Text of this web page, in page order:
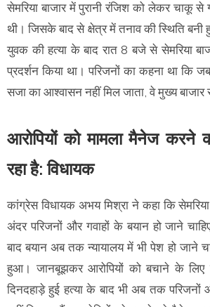
सेमरिया बाजार में पुरानी रंजिश को लेकर चाकू से
थी। जिसके बाद से क्षेत्र में तनाव की स्थिति बनी
युवक की हत्या के बाद रात 8 बजे से सेमरिया
प्रदर्शन किया था। परिजनों का कहना था कि
सजा का आश्वासन नहीं मिल जाता, वे मुख्य बाजार
आरोपियों को मामला मैनेज करने
रहा है: विधायक
कांग्रेस विधायक अभय मिश्रा ने कहा कि
अंदर परिजनों और गवाहों के बयान हो जाने
बाद बयान अब तक न्यायालय में भी पेश हो जाने
हुआ। जानबूझकर आरोपियों को बचाने के लिए
दिनदहाड़े हुई हत्या के बाद भी अब तक